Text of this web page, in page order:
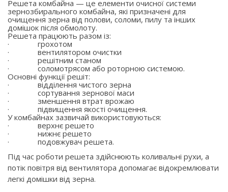
Решета комбайна — це елементи очисної системи
зернозбирального комбайна, які призначені для
очищення зерна від полови, соломи, пилу та інших
домішок після обмолоту.
Решета працюють разом із:
·
грохотом
·
вентилятором очистки
·
решітним станом
·
соломотрясом або роторною системою.
Основні функції решіт:
·
відділення чистого зерна
·
сортування зернової маси
·
зменшення втрат врожаю
·
підвищення якості очищення.
У комбайнах зазвичай використовуються:
·
верхнє решето
·
нижнє решето
·
подовжувач решета.
Під час роботи решета здійснюють коливальні рухи, а
потік повітря від вентилятора допомагає відокремлювати
легкі домішки від зерна.